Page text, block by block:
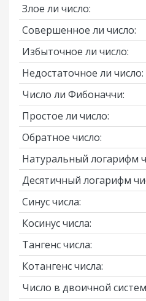
Злое ли число:
Совершенное ли число:
Избыточное ли число:
Недостаточное ли число:
Число ли Фибоначчи:
Простое ли число:
Обратное число:
Натуральный логарифм
Десятичный логарифм
Синус числа:
Косинус числа:
Тангенс числа:
Котангенс числа:
Число в двоичной